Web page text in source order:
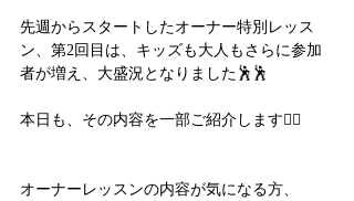
先週からスタートしたオーナー特別レッス
ン、第2回目は、キッズも大人もさらに参加
者が増え、大盛況となりました🕺🕺
本日も、その内容を一部ご紹介します💁‍♀️
オーナーレッスンの内容が気になる方、